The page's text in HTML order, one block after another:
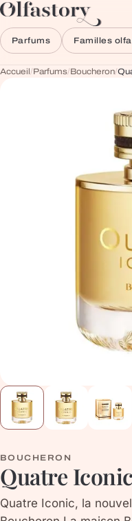
Aller au contenu
Parfums Familles
Accueil/Parfums/Boucheron/
BOUCHERON
Quatre Iconic
Quatre Iconic, la